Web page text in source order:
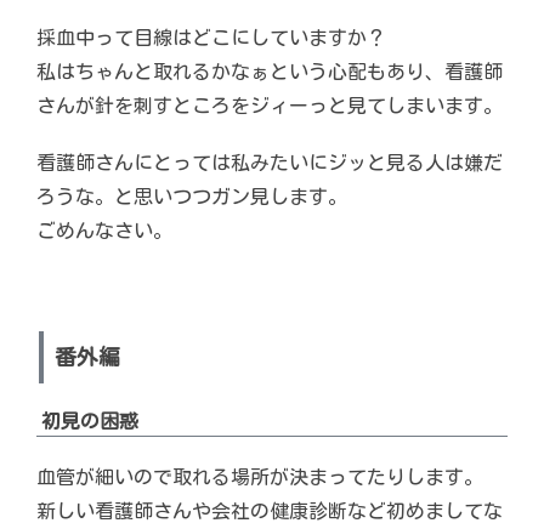
採血中って目線はどこにしていますか？
私はちゃんと取れるかなぁという心配もあり、看護師
さんが針を刺すところをジィーっと見てしまいます。
看護師さんにとっては私みたいにジッと見る人は嫌だ
ろうな。と思いつつガン見します。
ごめんなさい。
番外編
初見の困惑
血管が細いので取れる場所が決まってたりします。
新しい看護師さんや会社の健康診断など初めましてな